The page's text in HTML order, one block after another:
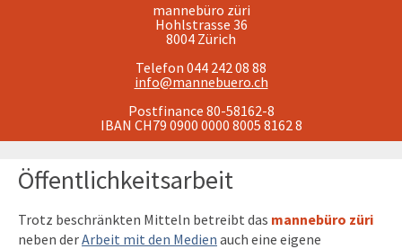
mannebüro züri
Hohlstrasse 36
8004 Zürich
Telefon 044 242 08 88
info@mannebuero.ch
Postfinance 80-58162-8
IBAN CH79 0900 0000 8005 8162 8
Öffentlichkeitsarbeit
Trotz beschränkten Mitteln betreibt das mannebüro züri
neben derArbeit mit den Medien auch eine eigene